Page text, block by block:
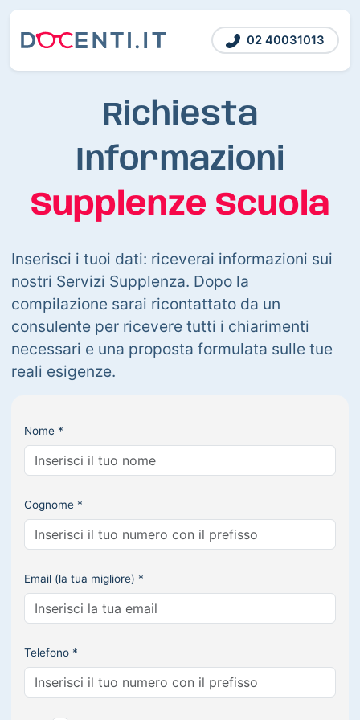
02 40031013
Richiesta
Informazioni
Supplenze Scuola
Inserisci i tuoi dati: riceverai informazioni sui
nostri Servizi Supplenza. Dopo la
compilazione sarai ricontattato da un
consulente per ricevere tutti i chiarimenti
necessari e una proposta formulata sulle tue
reali esigenze.
Nome *
Cognome *
Email (la tua migliore) *
Telefono *